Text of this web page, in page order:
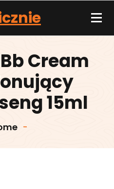
Cream
15ml
-